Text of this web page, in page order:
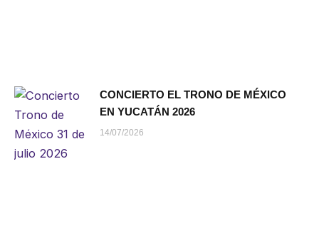
CONCIERTO EL TRONO DE MÉXICO
EN YUCATÁN 2026
14/07/2026